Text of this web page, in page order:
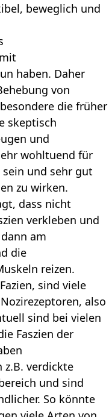
beweglich und
haben. Daher
von
die früher
skeptisch
und
wohltuend für
sein und sehr gut
zu wirken.
dass nicht
verkleben und
am
die
reizen.
sind viele
also
sind bei vielen
Faszien der
z.B. verdickte
und sind
So könnte